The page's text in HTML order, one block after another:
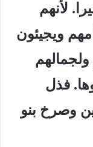
لأنهم
ويجيئون
فذل
وصرخ بنو